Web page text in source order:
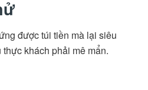
được túi tiền mà lại siêu
khách phải mê mẩn.